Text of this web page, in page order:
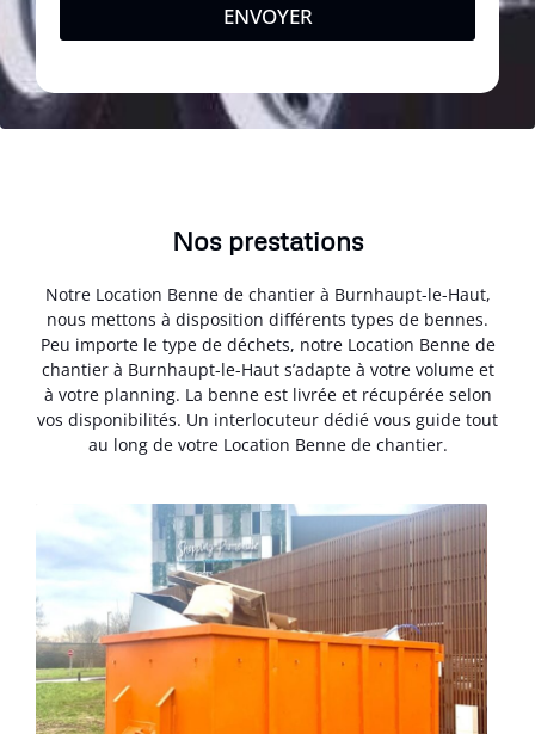
ENVOYER
Nos prestations
Notre Location Benne de chantier à Burnhaupt-le-Haut,
nous mettons à disposition différents types de bennes.
Peu importe le type de déchets, notre Location Benne de
chantier à Burnhaupt-le-Haut s’adapte à votre volume et
à votre planning. La benne est livrée et récupérée selon
vos disponibilités. Un interlocuteur dédié vous guide tout
au long de votre Location Benne de chantier.